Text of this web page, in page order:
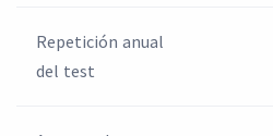
Repetición anual
del test